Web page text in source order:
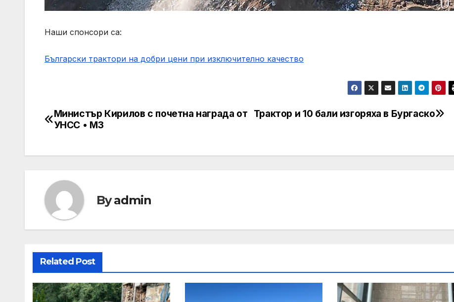
Наши спонсори са:
Български трактори на добри цени при изключително качество
Post
Трактор и 10 бали изгоряха в Бургаско
Министър Кирилов с почетна награда от
УНСС • МЗ
Byadmin
Related Post